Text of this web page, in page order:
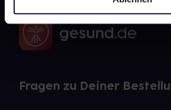
Fragen zu Deiner